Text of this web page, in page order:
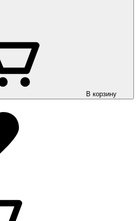
В корзину